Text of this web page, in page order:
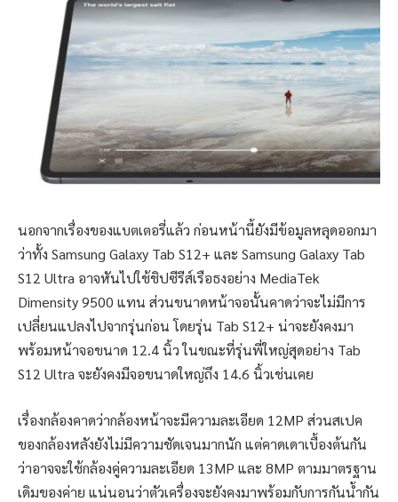
นอกจากเรื่องของแบตเตอรี่แล้ว ก่อนหน้านี้ยังมีข้อมูลหลุดออกมา
ว่าทั้ง Samsung Galaxy Tab S12+ และ Samsung Galaxy Tab
S12 Ultra อาจหันไปใช้ชิปซีรีส์เรือธงอย่าง MediaTek
Dimensity 9500 แทน ส่วนขนาดหน้าจอนั้นคาดว่าจะไม่มีการ
เปลี่ยนแปลงไปจากรุ่นก่อน โดยรุ่น Tab S12+ น่าจะยังคงมา
พร้อมหน้าจอขนาด 12.4 นิ้ว ในขณะที่รุ่นพี่ใหญ่สุดอย่าง Tab
S12 Ultra จะยังคงมีจอขนาดใหญ่ถึง 14.6 นิ้วเช่นเคย
เรื่องกล้องคาดว่ากล้องหน้าจะมีความละเอียด 12MP ส่วนสเปค
ของกล้องหลังยังไม่มีความชัดเจนมากนัก แต่คาดเดาเบื้องต้นกัน
ว่าอาจจะใช้กล้องคู่ความละเอียด 13MP และ 8MP ตามมาตรฐาน
เดิมของค่าย แน่นอนว่าตัวเครื่องจะยังคงมาพร้อมกับการกันน้ำกัน